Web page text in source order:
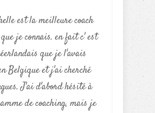
est la meilleure coach
je connais. en fait c' est
que je l'avais
Belgique et j'ai cherché
J'ai d'abord hésité à
de coaching, mais je